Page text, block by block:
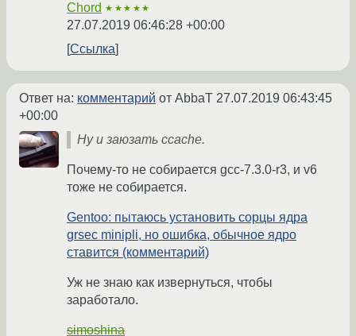
Chord ★★★★★
27.07.2019 06:46:28 +00:00
Ссылка
Ответ на: комментарий от AbbaT 27.07.2019 06:43:45
+00:00
Ну и заюзать ccache.
Почему-то не собирается gcc-7.3.0-r3, и v6
тоже не собирается.
Gentoo: пытаюсь установить сорцы ядра
grsec minipli, но ошибка, обычное ядро
ставится (комментарий)
Уж не знаю как извернуться, чтобы
заработало.
simoshina